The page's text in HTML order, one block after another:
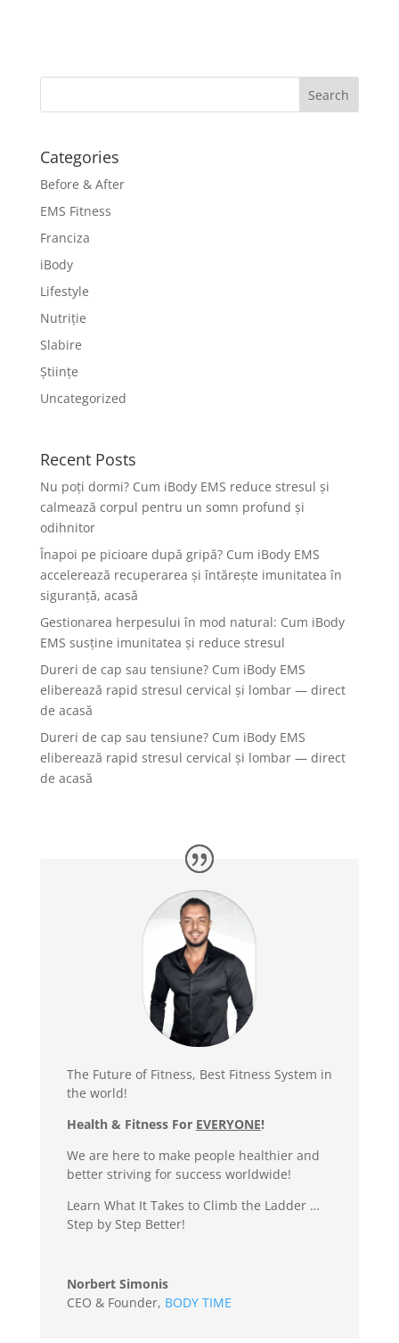
Categories
Before & After
EMS Fitness
Franciza
iBody
Lifestyle
Nutriție
Slabire
Științe
Uncategorized
Recent Posts
Nu poți dormi? Cum iBody EMS reduce stresul și
calmează corpul pentru un somn profund și
odihnitor
Înapoi pe picioare după gripă? Cum iBody EMS
accelerează recuperarea și întărește imunitatea în
siguranță, acasă
Gestionarea herpesului în mod natural: Cum iBody
EMS susține imunitatea și reduce stresul
Dureri de cap sau tensiune? Cum iBody EMS
eliberează rapid stresul cervical și lombar — direct
de acasă
Dureri de cap sau tensiune? Cum iBody EMS
eliberează rapid stresul cervical și lombar — direct
de acasă
The Future of Fitness, Best Fitness System in
the world!
Health & Fitness For EVERYONE!
We are here to make people healthier and
better striving for success worldwide!
Learn What It Takes to Climb the Ladder …
Step by Step Better!
Norbert Simonis
CEO & Founder, BODY TIME